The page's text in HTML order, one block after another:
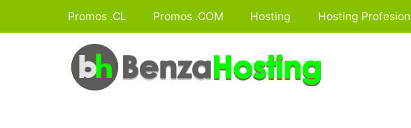
Promos .CL Promos .COM Hosting Hosting